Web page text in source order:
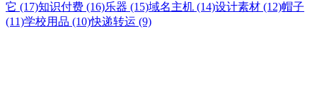
它 (17)知识付费 (16)乐器 (15)域名主机 (14)设计素材 (12)帽子
(11)学校用品 (10)快递转运 (9)